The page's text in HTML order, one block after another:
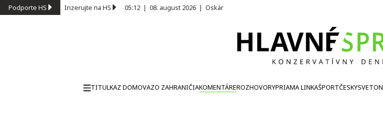
Podporte HS Inzerujte na HS 05:12 | 08. august 2026 | Oskár
TITULKAZ DOMOVAZO ZAHRANIČIAKOMENTÁREROZHOVORYPRIAMA LINKAŠPORTČESKY